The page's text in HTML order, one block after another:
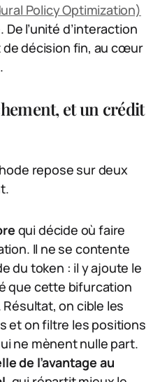
Policy Optimization)
l’unité d’interaction
décision fin, au cœur
et un crédit
repose sur deux
qui décide où faire
Il ne se contente
du token : il y ajoute le
que cette bifurcation
on cible les
et on filtre les positions
ne mènent nulle part.
de l’avantage au